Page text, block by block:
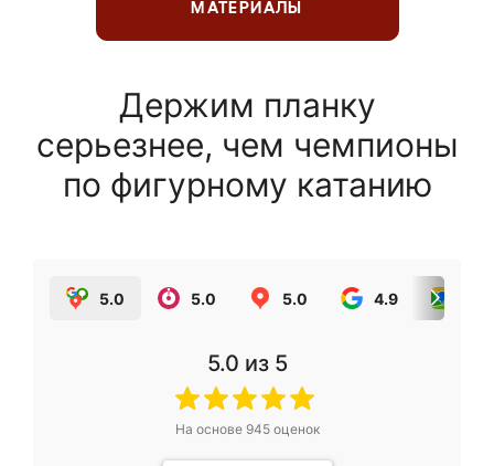
МАТЕРИАЛЫ
Держим планку
серьезнее, чем чемпионы
по фигурному катанию
5.0 5.0 5.0 4.9
5.0 из 5
На основе 945оценок